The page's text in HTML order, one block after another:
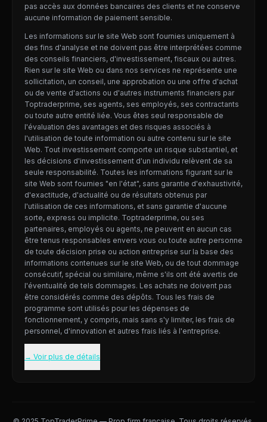
pas accès aux données bancaires des clients et ne conserve
aucune information de paiement sensible.
Les informations sur le site Web sont fournies uniquement à
des fins d'analyse et ne doivent pas être interprétées comme
des conseils financiers, d'investissement, fiscaux ou autres.
Rien sur le site Web ou dans nos services ne représente une
sollicitation, un conseil, une approbation ou une offre d'achat
ou de vente d'actions ou d'autres instruments financiers par
Toptraderprime, ses agents, ses employés, ses contractants
ou toute autre entité liée. Vous êtes seul responsable de
l'évaluation des avantages et des risques associés à
l'utilisation de toute information ou autre contenu sur le site
Web. Tout investissement comporte un risque substantiel, et
les décisions d'investissement d'un individu relèvent de sa
seule responsabilité. Toutes les informations figurant sur le
site Web sont fournies "en l'état", sans garantie d'exhaustivité,
d'exactitude, d'actualité ou de résultats obtenus par
l'utilisation de ces informations, et sans garantie d'aucune
sorte, express ou implicite. Toptraderprime, ou ses
partenaires, employés ou agents, ne peuvent en aucun cas
être tenus responsables envers vous ou toute autre personne
de toute décision prise ou action entreprise sur la base des
informations contenues sur le site Web, ou de tout dommage
consécutif, spécial ou similaire, même s'ils ont été avertis de
l'éventualité de tels dommages. Les achats ne doivent pas
être considérés comme des dépôts. Tous les frais de
programme sont utilisés pour les dépenses de
fonctionnement, y compris, mais sans s'y limiter, les frais de
personnel, d'innovation et autres frais liés à l'entreprise.
→ Voir plus de détails